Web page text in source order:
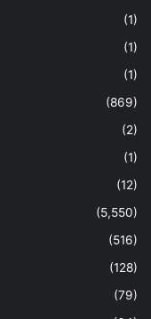
(1)
(1)
(1)
(869)
(2)
(1)
(12)
(5,550)
(516)
(128)
(79)